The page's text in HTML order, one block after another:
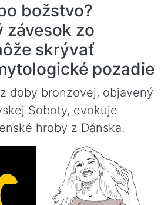
božstvo?
závesok zo
skrývať
pozadie
doby bronzovej, objavený
Soboty, evokuje
hroby z Dánska.